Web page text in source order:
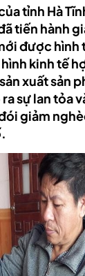
tỉnh Hà
tiến hành
được hình
kinh tế
xuất sản
sự lan tỏa
giảm